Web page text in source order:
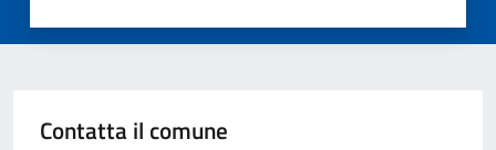
Contatta il comune